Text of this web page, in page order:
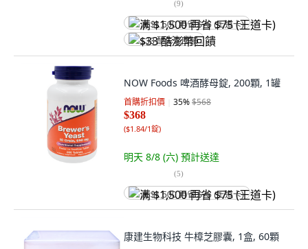
(9)
满 $1,500 再省 $75 (王道卡)
$33 酷澎幣回饋
NOW Foods 啤酒酵母錠, 200顆, 1罐
首購折扣價 35%$568
$368
($1.84/1錠)
明天 8/8 (六) 預計送達
(5)
满 $1,500 再省 $75 (王道卡)
康建生物科技 牛樟芝膠囊, 1盒, 60顆